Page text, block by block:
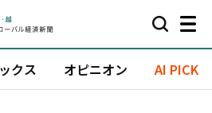
クス オピニオン AI PICK